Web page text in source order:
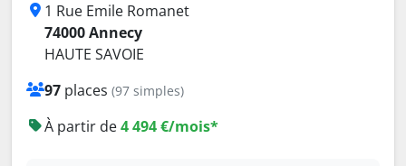
1 Rue Emile Romanet
74000 Annecy
HAUTE SAVOIE
97 places (97 simples)
À partir de4 494 €/mois*